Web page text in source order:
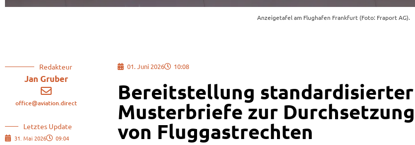
Anzeigetafel am Flughafen Frankfurt (Foto: Fraport AG).
Redakteur
Jan Gruber
office@aviation.direct
Letztes Update
31. Mai 2026 09:04
01. Juni 2026 10:08
Bereitstellung standardisierter
Musterbriefe zur Durchsetzung
von Fluggastrechten